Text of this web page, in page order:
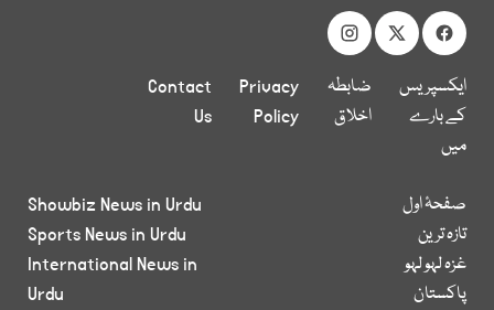
ایکسپریس
کے بارے
میں
ضابطہ
اخلاق
Privacy
Policy
Contact
Us
صفحۂ اول
تازہ ترین
غزہ لہو لہو
پاکستان
Showbiz News in Urdu
Sports News in Urdu
International News in
Urdu